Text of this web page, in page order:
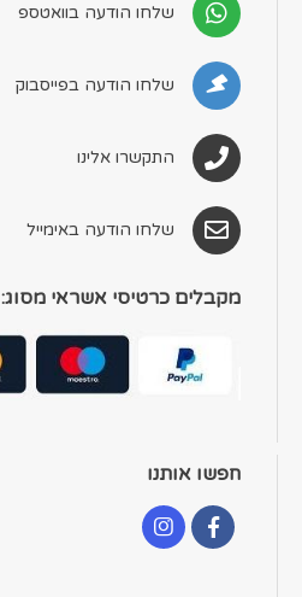
שלחו הודעה בוואטספ
שלחו הודעה בפייסבוק
התקשרו אלינו
שלחו הודעה באימייל
מקבלים כרטיסי אשראי מסוג:
חפשו אותנו